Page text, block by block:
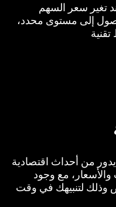
تغير سعر السهم
إلى مستوى محدد،
من أحداث اقتصادية
مع وجود
وذلك لتنبيهك في وقت